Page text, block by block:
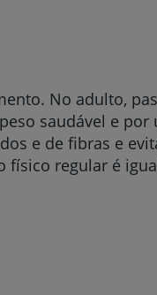
No adulto,
saudável e
e de fibras e
físico regular é